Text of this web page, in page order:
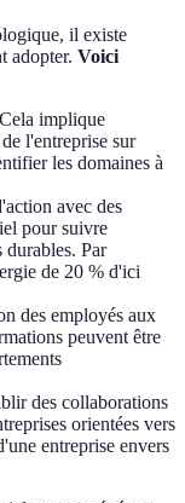
il existe
adopter. Voici
implique
l'entreprise sur
les domaines à
avec des
pour suivre
Par
de 20 % d'ici
des employés aux
peuvent être
des collaborations
orientées vers
entreprise envers